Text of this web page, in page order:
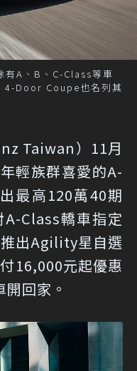
有A、B、C-Class等車
4-Door Coupe也名列其
Taiwan）11月
輕族群喜愛的A-
最高120萬40期
Class轎車指定
出Agility星自選
16,000元起優惠
回家。